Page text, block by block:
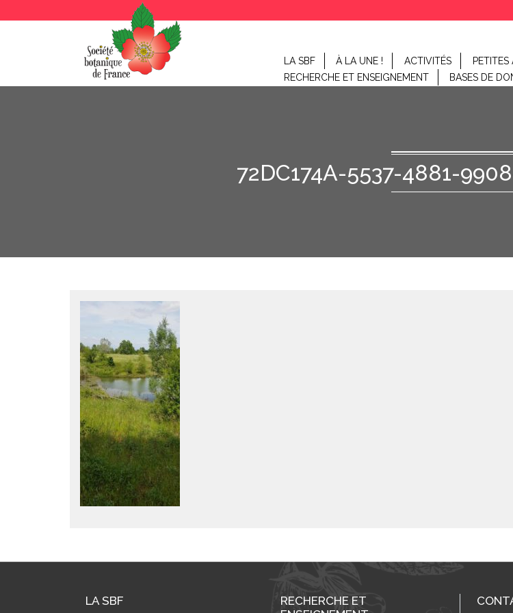
LA SBF À LA UNE ! ACTIVITÉS
RECHERCHE ET ENSEIGNEMENT
BASES DE
72DC174A-5537-4881-
LA SBF
RECHERCHE ET